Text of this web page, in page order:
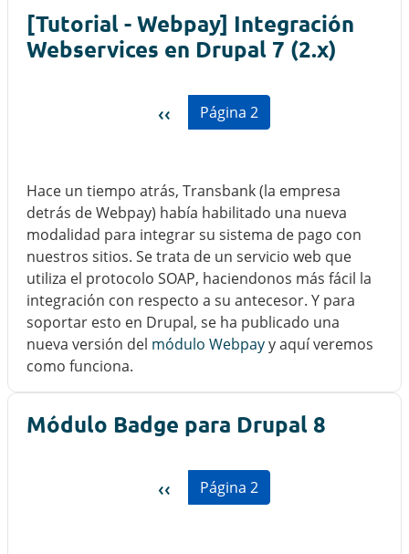
[Tutorial - Webpay] Integración
Webservices en Drupal 7 (2.x)
Página anterior
‹‹ Página 2
Hace un tiempo atrás, Transbank (la empresa
detrás de Webpay) había habilitado una nueva
modalidad para integrar su sistema de pago con
nuestros sitios. Se trata de un servicio web que
utiliza el protocolo SOAP, haciendonos más fácil la
integración con respecto a su antecesor. Y para
soportar esto en Drupal, se ha publicado una
nueva versión del módulo Webpayy aquí veremos
como funciona.
Módulo Badge para Drupal 8
Página anterior
‹‹ Página 2